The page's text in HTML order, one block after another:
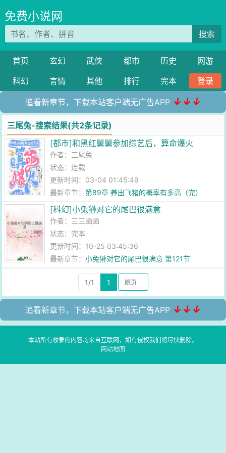
免费小说网
搜索
首页 玄幻 武侠 都市 历史
网游
科幻
言情 其他 排行 完本 登录
追看新章节，下载本站客户端无广告APP ↓↓↓
三尾兔-搜索结果(共2条记录)
[都市]和黑红舅舅参加综艺后，算命爆火
作者： 三尾兔
状态：连载
更新时间：03-04 01:45:49
最新章节：第89章 养出飞猪的概率有多高（完）
[科幻]小兔狲对它的尾巴很满意
作者： 三三函函
状态：完本
更新时间：10-25 03:45:36
最新章节：小兔狲对它的尾巴很满意 第121节
1/1 1
追看新章节，下载本站客户端无广告APP ↓↓↓
本站所有收录的内容均来自互联网，如有侵权我们将尽快删除。
网站地图